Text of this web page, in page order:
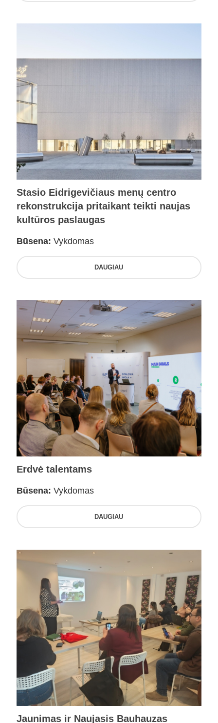
Stasio Eidrigevičiaus menų centro
rekonstrukcija pritaikant teikti naujas
kultūros paslaugas
Būsena: Vykdomas
DAUGIAU
Erdvė talentams
Būsena: Vykdomas
DAUGIAU
Jaunimas ir Naujasis Bauhauzas